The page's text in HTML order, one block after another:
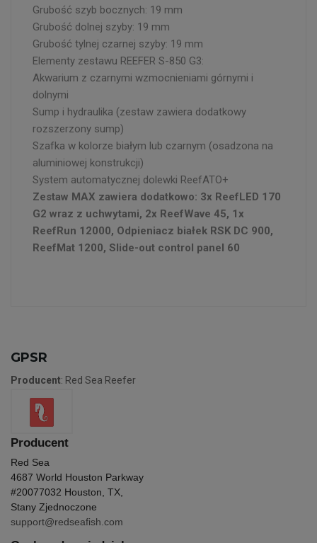
Grubość szyb bocznych: 19 mm
Grubość dolnej szyby: 19 mm
Grubość tylnej czarnej szyby: 19 mm
Elementy zestawu REEFER S-850 G3:
Akwarium z czarnymi wzmocnieniami górnymi i
dolnymi
Sump i hydraulika (zestaw zawiera dodatkowy
rozszerzony sump)
Szafka w kolorze białym lub czarnym (osadzona na
aluminiowej konstrukcji)
System automatycznej dolewki ReefATO+
Zestaw MAX zawiera dodatkowo: 3x ReefLED 170
G2 wraz z uchwytami, 2x ReefWave 45, 1x
ReefRun 12000, Odpieniacz białek RSK DC 900,
ReefMat 1200, Slide-out control panel 60
GPSR
Producent: Red Sea Reefer
Producent
Red Sea
4687 World Houston Parkway
#20077032 Houston, TX,
Stany Zjednoczone
support@redseafish.com